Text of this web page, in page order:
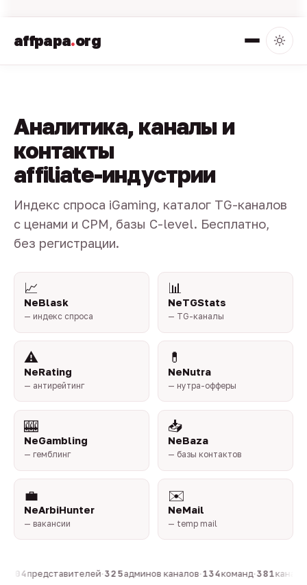
affpapa.org
Аналитика, каналы и
контакты
affiliate-индустрии
Индекс спроса iGaming, каталог TG-каналов
с ценами и CPM, базы C-level. Бесплатно,
без регистрации.
📈
NeBlask
— индекс спроса
📊
NeTGStats
— TG-каналы
⚠️
NeRating
— антирейтинг
💊
NeNutra
— нутра-офферы
🎰
NeGambling
— гемблинг
📥
NeBaza
— базы контактов
💼
NeArbiHunter
— вакансии
✉️
NeMail
— temp mail
804представителей·325админов каналов·134команд·381каналов